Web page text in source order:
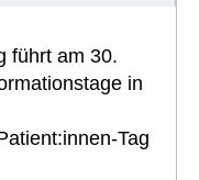
führt am 30.
in
Tag